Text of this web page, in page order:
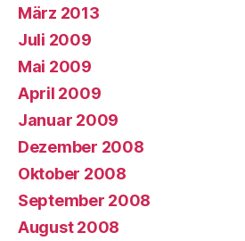
März 2013
Juli 2009
Mai 2009
April 2009
Januar 2009
Dezember 2008
Oktober 2008
September 2008
August 2008